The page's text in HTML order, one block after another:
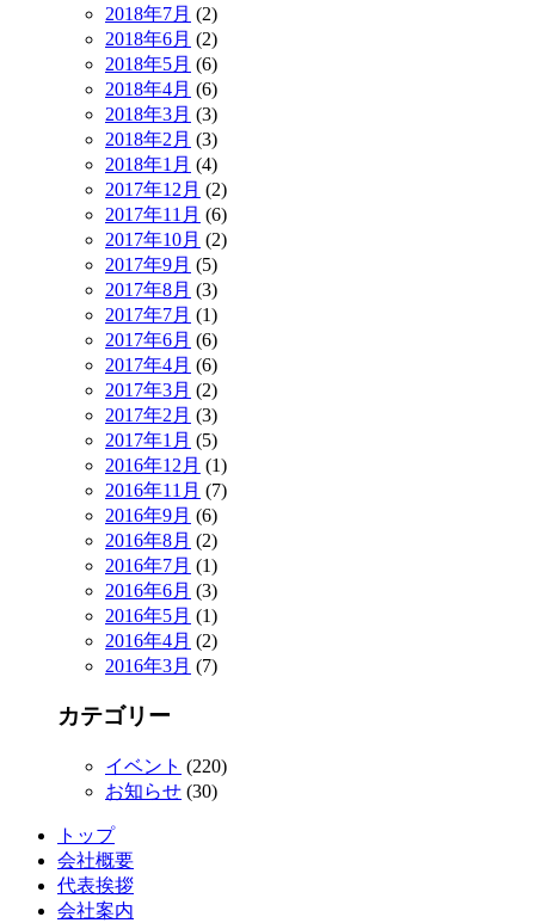
2018年7月 (2)
2018年6月 (2)
2018年5月 (6)
2018年4月 (6)
2018年3月 (3)
2018年2月 (3)
2018年1月 (4)
2017年12月 (2)
2017年11月 (6)
2017年10月 (2)
2017年9月 (5)
2017年8月 (3)
2017年7月 (1)
2017年6月 (6)
2017年4月 (6)
2017年3月 (2)
2017年2月 (3)
2017年1月 (5)
2016年12月 (1)
2016年11月 (7)
2016年9月 (6)
2016年8月 (2)
2016年7月 (1)
2016年6月 (3)
2016年5月 (1)
2016年4月 (2)
2016年3月 (7)
カテゴリー
イベント (220)
お知らせ (30)
トップ
会社概要
代表挨拶
会社案内